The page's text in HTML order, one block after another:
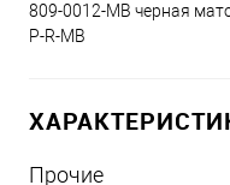
809-0012-MB черная
P-R-MB
Прочие